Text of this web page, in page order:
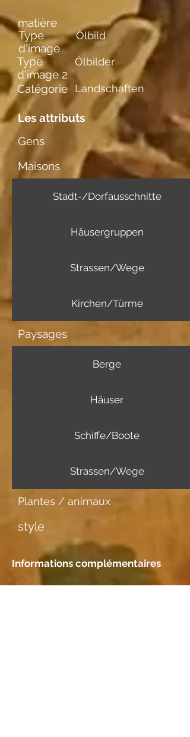
Type
d'image
Ölbild
Type
d'image 2
Ölbilder
Catégorie Landschaften
Les attributs
Gens
Maisons
Stadt-/Dorfausschnitte
Häusergruppen
Strassen/Wege
Kirchen/Türme
Paysages
Berge
Häuser
Schiffe/Boote
Strassen/Wege
Plantes / animaux
style
Informations complémentaires
matière